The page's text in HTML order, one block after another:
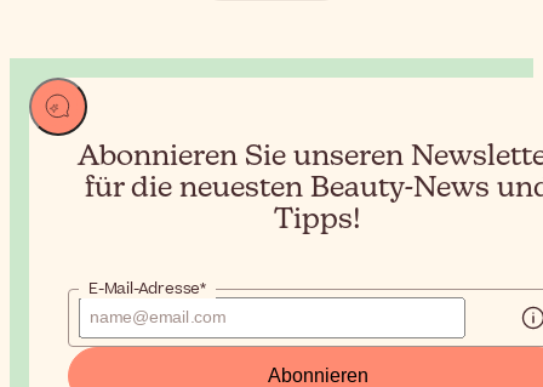
Abonnieren Sie unseren
für die neuesten Beauty-News
Tipps!
E-Mail-Adresse*
Abonnieren